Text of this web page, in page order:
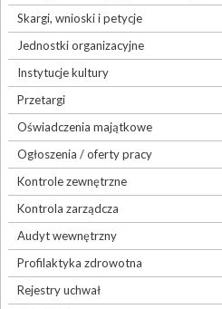
Skargi, wnioski i petycje
Jednostki organizacyjne
Instytucje kultury
Przetargi
Oświadczenia majątkowe
Ogłoszenia / oferty pracy
Kontrole zewnętrzne
Kontrola zarządcza
Audyt wewnętrzny
Profilaktyka zdrowotna
Rejestry uchwał